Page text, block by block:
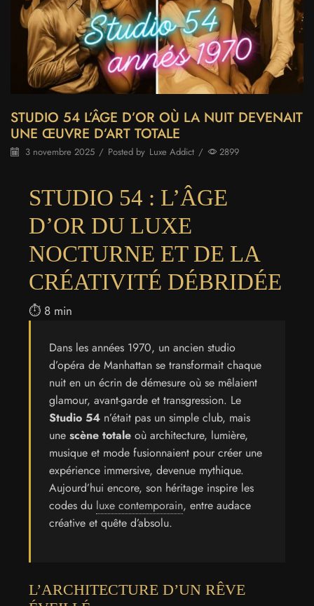
STUDIO 54 L’ÂGE D’OR OÙ LA NUIT DEVENAIT
UNE ŒUVRE D’ART TOTALE
3 novembre 2025 / Posted by Luxe Addict / 2899
STUDIO 54 : L’ÂGE
D’OR DU LUXE
NOCTURNE ET DE LA
CRÉATIVITÉ DÉBRIDÉE
⏱️ 8 min
Dans les années 1970, un ancien studio
d’opéra de Manhattan se transformait chaque
nuit en un écrin de démesure où se mêlaient
glamour, avant-garde et transgression. Le
Studio 54 n’était pas un simple club, mais
une scène totale où architecture, lumière,
musique et mode fusionnaient pour créer une
expérience immersive, devenue mythique.
Aujourd’hui encore, son héritage inspire les
codes du luxe contemporain, entre audace
créative et quête d’absolu.
L’ARCHITECTURE D’UN RÊVE